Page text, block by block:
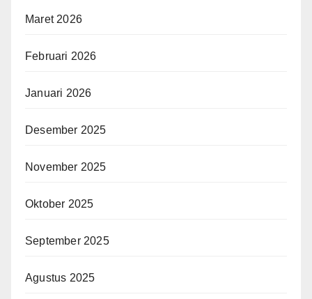
Maret 2026
Februari 2026
Januari 2026
Desember 2025
November 2025
Oktober 2025
September 2025
Agustus 2025